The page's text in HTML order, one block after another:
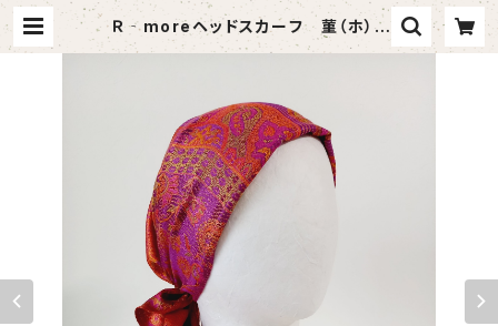
Ｒ‐moreヘッドスカーフ 菫（ホ） |
Ｒ‐more